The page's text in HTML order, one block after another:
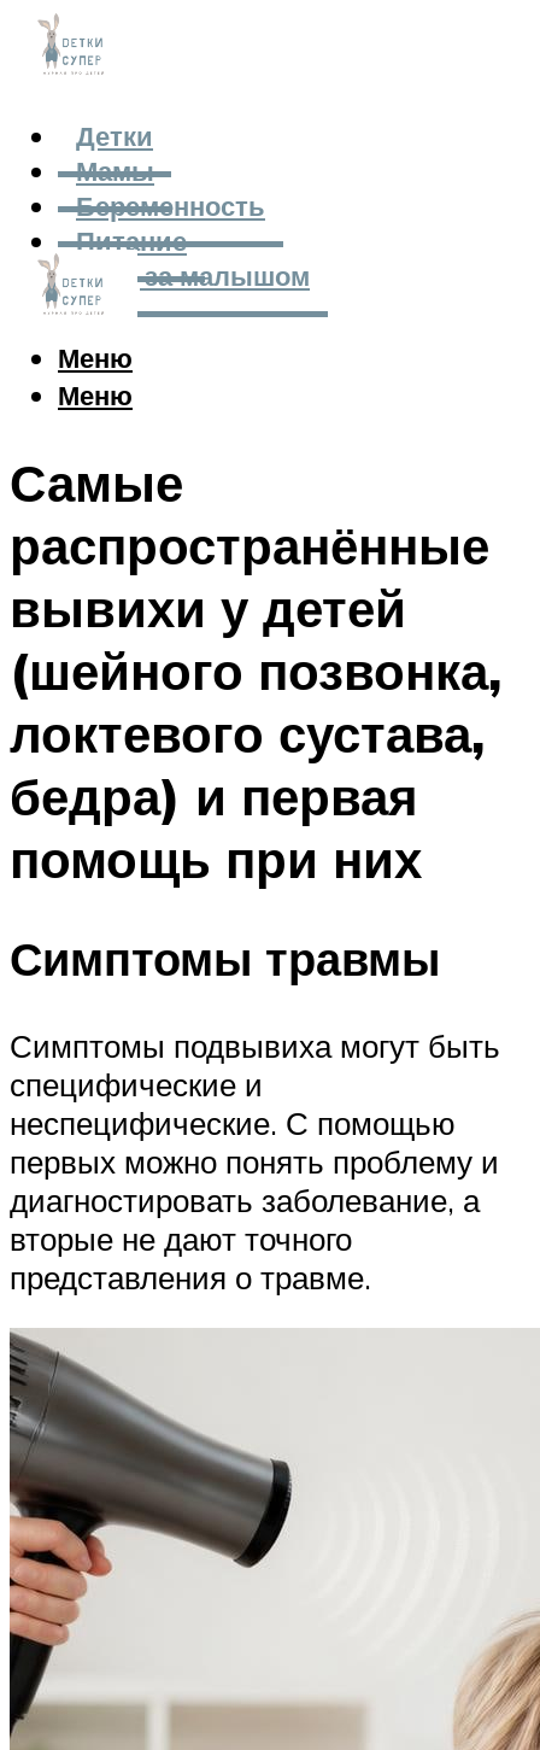
Детки
Мамы
Беременность
Питание
Уход за малышом
Меню
Меню
Самые
распространённые
вывихи у детей
(шейного позвонка,
локтевого сустава,
бедра) и первая
помощь при них
Симптомы травмы
Симптомы подвывиха могут быть
специфические и
неспецифические. С помощью
первых можно понять проблему и
диагностировать заболевание, а
вторые не дают точного
представления о травме.